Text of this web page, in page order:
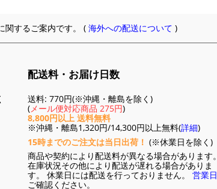
関するご案内です。 (海外への配送について )
配送料・お届け日数
送料: 770円(※沖縄・離島を除く)
(メール便対応商品 275円)
8,800円以上 送料無料
※沖縄・離島1,320円/14,300円以上無料(詳細)
15時までのご注文は当日出荷！ (※休業日を除く)
商品や契約により配送料が異なる場合があります。
在庫状況その他により配送が遅れる場合がありま
す。 休業日には配送を行っておりません。 営業日
ご確認ください。